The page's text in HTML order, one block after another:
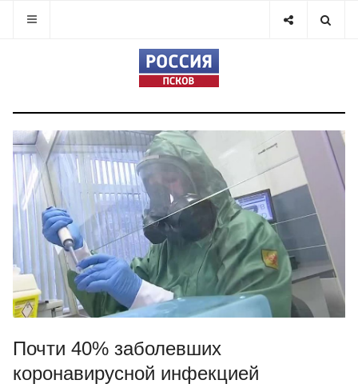
Почти 40% заболевших
коронавирусной инфекцией